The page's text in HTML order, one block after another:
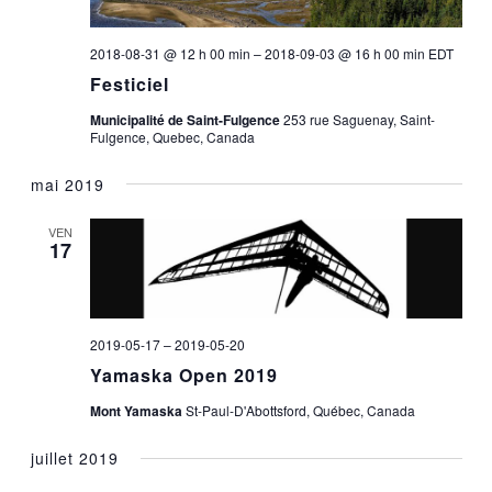
Festiciel
2018-08-31 @ 12 h 00 min –2018-09-03 @ 16 h 00 min EDT
Municipalité de Saint-Fulgence253 rue Saguenay, Saint-
Fulgence, Quebec, Canada
mai 2019
VEN
17
Yamaska Open 2019
2019-05-17–2019-05-20
Mont YamaskaSt-Paul-D'Abottsford, Québec, Canada
juillet 2019